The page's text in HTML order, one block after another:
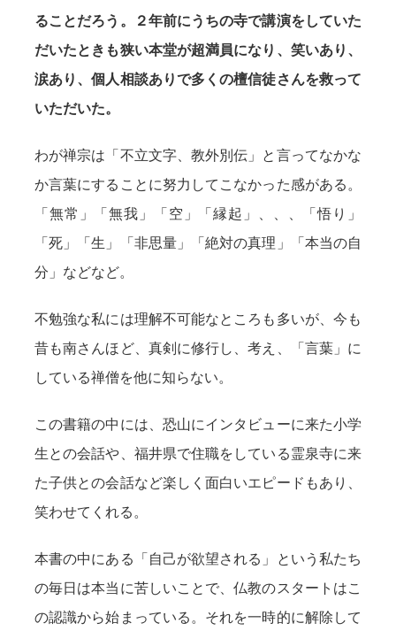
ることだろう。２年前にうちの寺で講演をしていた
だいたときも狭い本堂が超満員になり、笑いあり、
涙あり、個人相談ありで多くの檀信徒さんを救って
いただいた。
わが禅宗は「不立文字、教外別伝」と言ってなかな
か言葉にすることに努力してこなかった感がある。
「無常」「無我」「空」「縁起」、、、「悟り」
「死」「生」「非思量」「絶対の真理」「本当の自
分」などなど。
不勉強な私には理解不可能なところも多いが、今も
昔も南さんほど、真剣に修行し、考え、「言葉」に
している禅僧を他に知らない。
この書籍の中には、恐山にインタビューに来た小学
生との会話や、福井県で住職をしている霊泉寺に来
た子供との会話など楽しく面白いエピードもあり、
笑わせてくれる。
本書の中にある「自己が欲望される」という私たち
の毎日は本当に苦しいことで、仏教のスタートはこ
の認識から始まっている。それを一時的に解除して